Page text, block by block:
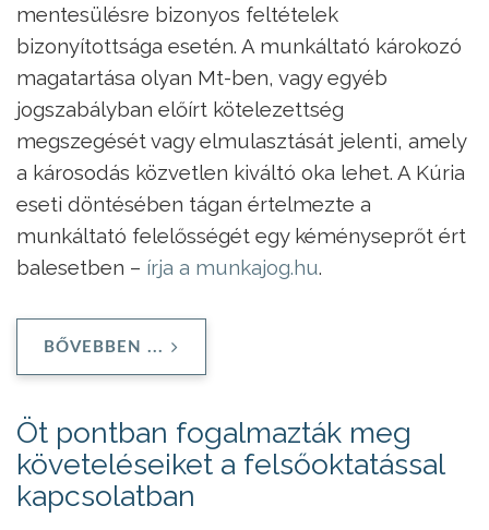
mentesülésre bizonyos feltételek
bizonyítottsága esetén. A munkáltató károkozó
magatartása olyan Mt-ben, vagy egyéb
jogszabályban előírt kötelezettség
megszegését vagy elmulasztását jelenti, amely
a károsodás közvetlen kiváltó oka lehet. A Kúria
eseti döntésében tágan értelmezte a
munkáltató felelősségét egy kéményseprőt ért
balesetben – írja a munkajog.hu.
BŐVEBBEN ...
Öt pontban fogalmazták meg
követeléseiket a felsőoktatással
kapcsolatban